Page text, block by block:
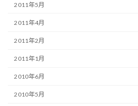
2011年5月
2011年4月
2011年2月
2011年1月
2010年6月
2010年5月